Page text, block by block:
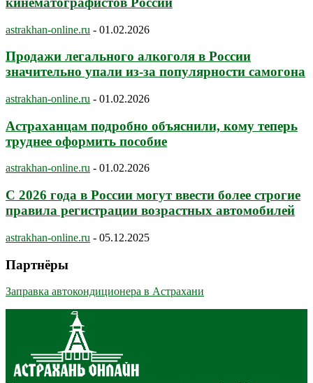
astrakhan-online.ru - 01.02.2026
Продажи легального алкоголя в России
значительно упали из-за популярности самогона
astrakhan-online.ru - 01.02.2026
Астраханцам подробно объяснили, кому теперь
труднее оформить пособие
astrakhan-online.ru - 01.02.2026
С 2026 года в России могут ввести более строгие
правила регистрации возрастных автомобилей
astrakhan-online.ru - 05.12.2025
Партнёры
Заправка автокондиционера в Астрахани